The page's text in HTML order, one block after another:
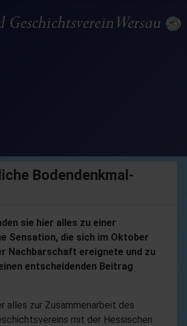
Bodendenkmal-
sie hier alles zu einer
Sensation, die sich im Oktober
Nachbarschaft ereignete und zu
entscheidenden Beitrag
alles zur Zusammenarbeit des
mit der Hessischen